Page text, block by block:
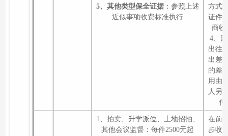
5、其他类型保全证据：参照上述
近似事项收费标准执行
方式
证件
商收
4、
出往
出差
的差
用由
人另
付
1、拍卖、升学派位、土地招拍、
其他会议监督：每件2500元起
在前
步收